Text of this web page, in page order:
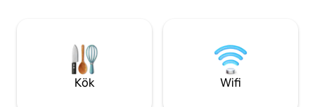
och livemusik – Kajakpaddling i
Everglades - Fiska från bryggan – Cool,
rustik Old Florida-vibb - Ta med din båt
Restaurangerna
fångade skaldjur
kolla schemat för
timmar.
Kök Wifi